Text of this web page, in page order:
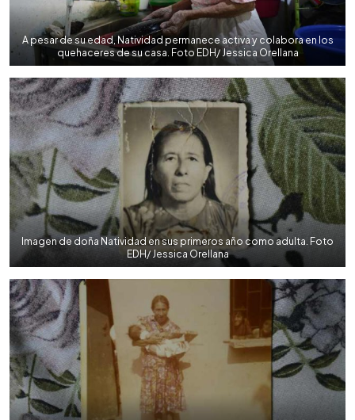
A pesar de su edad, Natividad permanece activa y colabora en los
quehaceres de su casa. Foto EDH/ Jessica Orellana
Imagen de doña Natividad en sus primeros año como adulta. Foto
EDH/ Jessica Orellana